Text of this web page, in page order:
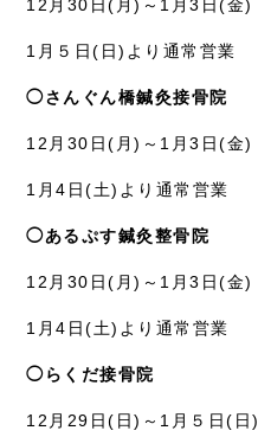
12月30日(月)～1月3日(金)
1月５日(日)より通常営業
◯さんぐん橋鍼灸接骨院
12月30日(月)～1月3日(金)
1月4日(土)より通常営業
◯あるぷす鍼灸整骨院
12月30日(月)～1月3日(金)
1月4日(土)より通常営業
◯らくだ接骨院
12月29日(日)～1月５日(日)